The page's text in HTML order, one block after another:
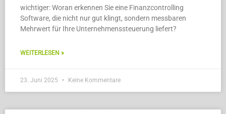
wichtiger: Woran erkennen Sie eine Finanzcontrolling
Software, die nicht nur gut klingt, sondern messbaren
Mehrwert für Ihre Unternehmenssteuerung liefert?
WEITERLESEN »
23. Juni 2025 Keine Kommentare